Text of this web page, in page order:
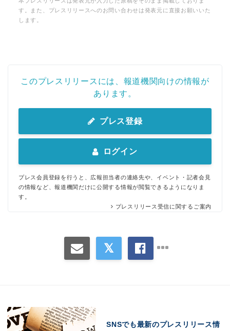
す。また、プレスリリースへのお問い合わせは発表元に直接お願いいた
します。
このプレスリリースには、報道機関向けの情報が
あります。
プレス登録
ログイン
プレス会員登録を行うと、広報担当者の連絡先や、イベント・記者会見
の情報など、報道機関だけに公開する情報が閲覧できるようになりま
す。
プレスリリース受信に関するご案内
SNSでも最新のプレスリリース情